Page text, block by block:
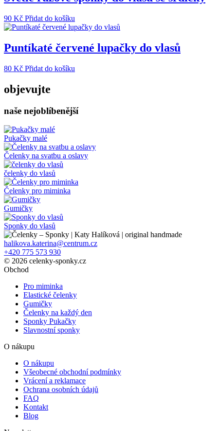
variant.
lze
vybrat
stránce
produktu
90 Kč Přidat do košíku
Puntíkaté červené lupačky do vlasů
80 Kč Přidat do košíku
objevujte
naše nejoblíbenější
Pukačky malé
Čelenky na svatbu a oslavy
čelenky do vlasů
Čelenky pro miminka
Gumičky
Sponky do vlasů
halikova.katerina@centrum.cz
+420 775 573 930
© 2026 celenky-sponky.cz
Obchod
Pro miminka
Elastické čelenky
Gumičky
Čelenky na každý den
Sponky Pukačky
Slavnostní sponky
O nákupu
O nákupu
Všeobecné obchodní podmínky
Vrácení a reklamace
Ochrana osobních údajů
FAQ
Kontakt
Blog